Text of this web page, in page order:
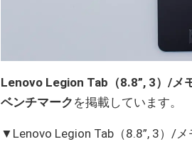
Lenovo Legion Tab（8.8”, 3）/メ
ベンチマーク を掲載しています。
▼Lenovo Legion Tab（8.8”, 3）/